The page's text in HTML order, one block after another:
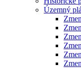
Územný